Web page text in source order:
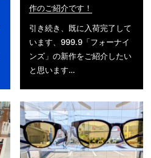
作のご紹介です！
引き続き、既に入荷完了して
います、999.9「フォーナイ
ンズ」の新作をご紹介したい
と思います…